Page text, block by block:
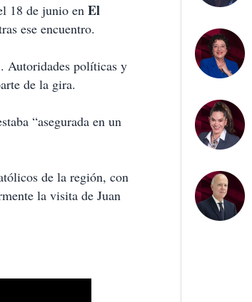
18 de junio en El
ese encuentro.
Autoridades políticas y
de la gira.
“asegurada en un
de la región, con
la visita de Juan